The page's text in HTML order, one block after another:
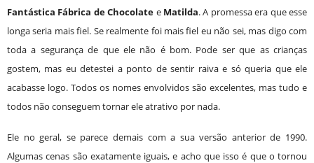
Fantástica Fábrica de Chocolate e Matilda. A promessa era que esse
longa seria mais fiel. Se realmente foi mais fiel eu não sei, mas digo com
toda a segurança de que ele não é bom. Pode ser que as crianças
gostem, mas eu detestei a ponto de sentir raiva e só queria que ele
acabasse logo. Todos os nomes envolvidos são excelentes, mas tudo e
todos não conseguem tornar ele atrativo por nada.
Ele no geral, se parece demais com a sua versão anterior de 1990.
Algumas cenas são exatamente iguais, e acho que isso é que o tornou